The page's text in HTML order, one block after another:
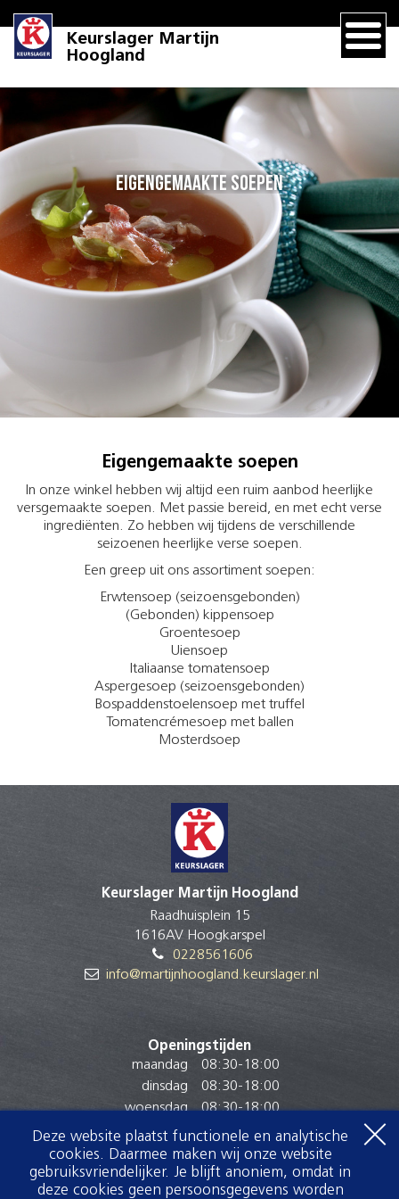
Keurslager Martijn
Hoogland
Eigengemaakte soepen
Eigengemaakte soepen
In onze winkel hebben wij altijd een ruim aanbod heerlijke
versgemaakte soepen. Met passie bereid, en met echt verse
ingrediënten. Zo hebben wij tijdens de verschillende
seizoenen heerlijke verse soepen.
Een greep uit ons assortiment soepen:
Erwtensoep (seizoensgebonden)
(Gebonden) kippensoep
Groentesoep
Uiensoep
Italiaanse tomatensoep
Aspergesoep (seizoensgebonden)
Bospaddenstoelensoep met truffel
Tomatencrémesoep met ballen
Mosterdsoep
Keurslager Martijn Hoogland
Raadhuisplein 15
1616AV Hoogkarspel
0228561606
info@martijnhoogland.keurslager.nl
Openingstijden
maandag
08:30-18:00
dinsdag
08:30-18:00
woensdag
08:30-18:00
donderdag
08:30 -
vrijdag
08:30- 18:00
zaterdag
08:00-16:00
zondag
Gesloten
Deze website plaatst functionele en analytische
cookies. Daarmee maken wij onze website
gebruiksvriendelijker. Je blijft anoniem, omdat in
deze cookies geen persoonsgegevens worden